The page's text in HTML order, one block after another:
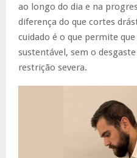
ao longo do dia e na
diferença do que cortes
cuidado é o que permite
sustentável, sem o
restrição severa.